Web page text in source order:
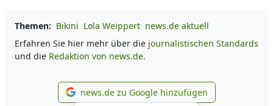
Themen: Bikini Lola Weippert news.de aktuell
Erfahren Sie hier mehr über die journalistischen Standards
und die Redaktion von news.de.
news.de zu Google
news.de zu Google hinzufügen